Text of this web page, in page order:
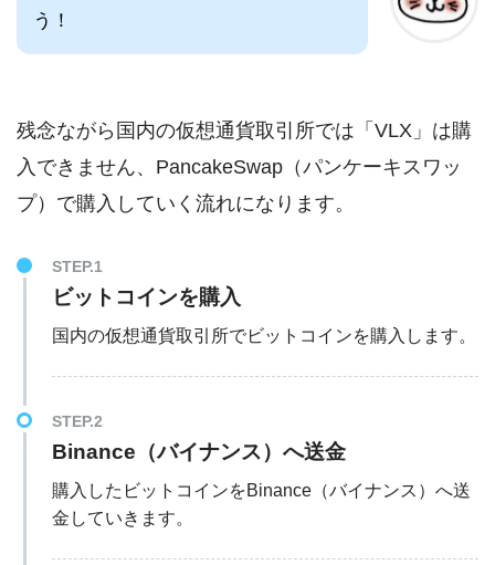
う！
残念ながら国内の仮想通貨取引所では「VLX」は購
入できません、PancakeSwap（パンケーキスワッ
プ）で購入していく流れになります。
STEP.1
ビットコインを購入
国内の仮想通貨取引所でビットコインを購入します。
STEP.2
Binance（バイナンス）へ送金
購入したビットコインをBinance（バイナンス）へ送
金していきます。